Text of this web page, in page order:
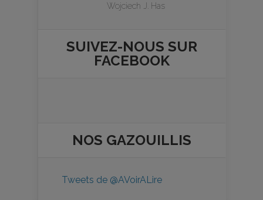
Wojciech J. Has
SUIVEZ-NOUS SUR
FACEBOOK
NOS GAZOUILLIS
Tweets de @AVoirALire